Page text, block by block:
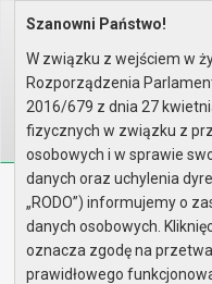
Home Informacje
Biuletyn
Urząd
Szanowni Państwo!
W związku z wejściem w
Rozporządzenia
2016/679 z dnia 27
fizycznych w związku z
osobowych i w sprawie
danych oraz uchylenia
„RODO”) informujemy o
danych osobowych.
oznacza zgodę na
prawidłowego